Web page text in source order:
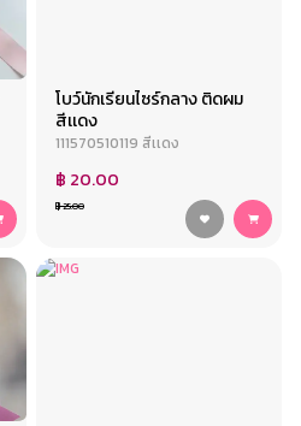
โบว์นักเรียนไซร์กลาง ติดผม
สีเเดง
111570510119 สีเเดง
฿ 20.00
฿ 25.00